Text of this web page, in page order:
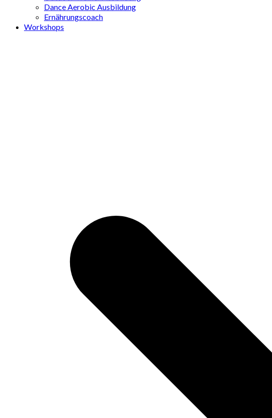
Dance Aerobic Ausbildung
Ernährungscoach
Workshops